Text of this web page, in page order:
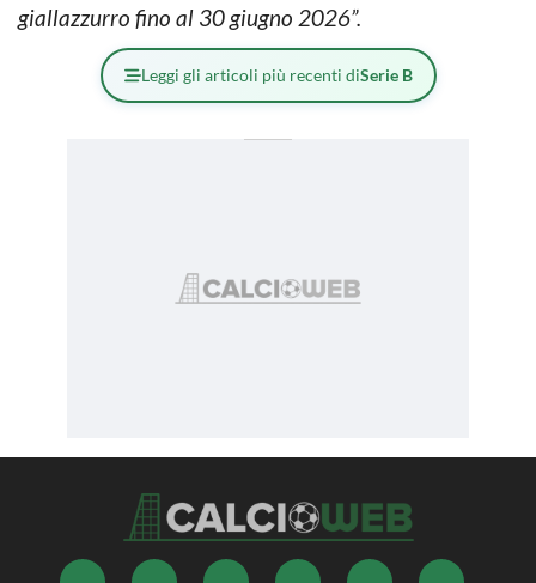
giallazzurro fino al 30 giugno 2026”.
Leggi gli articoli più recenti diSerie B